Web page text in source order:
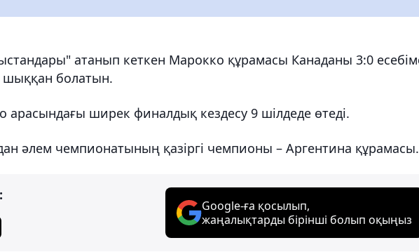
атанып кеткен Марокко құрамасы Канаданы 3:0
болатын.
ширек финалдық кездесу 9 шілдеде өтеді.
әлем чемпионатының қазіргі чемпионы – Аргентина құрамасы.
Google-ға қосылып,
жаңалықтарды бірінші болып оқыңыз